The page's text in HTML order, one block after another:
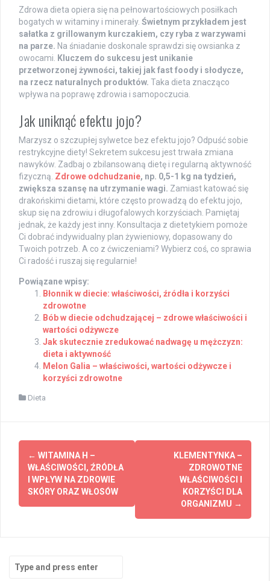
Zdrowa dieta opiera się na pełnowartościowych posiłkach
bogatych w witaminy i minerały. Świetnym przykładem jest
sałatka z grillowanym kurczakiem, czy ryba z warzywami
na parze. Na śniadanie doskonale sprawdzi się owsianka z
owocami.
Kluczem do sukcesu jest unikanie
przetworzonej żywności, takiej jak fast foody i słodycze,
na rzecz naturalnych produktów. Taka dieta znacząco
wpływa na poprawę zdrowia i samopoczucia.
Jak uniknąć efektu jojo?
Marzysz o szczupłej sylwetce bez efektu jojo? Odpuść sobie
restrykcyjne diety! Sekretem sukcesu jest trwała zmiana
nawyków. Zadbaj o zbilansowaną dietę i regularną aktywność
fizyczną. Zdrowe odchudzanie, np. 0,5-1 kg na tydzień,
zwiększa szansę na utrzymanie wagi. Zamiast katować się
drakońskimi dietami, które często prowadzą do efektu jojo,
skup się na zdrowiu i długofalowych korzyściach. Pamiętaj
jednak, że każdy jest inny. Konsultacja z dietetykiem pomoże
Ci dobrać indywidualny plan żywieniowy, dopasowany do
Twoich potrzeb. A co z ćwiczeniami? Wybierz coś, co sprawia
Ci radość i ruszaj się regularnie!
Powiązane wpisy:
Błonnik w diecie: właściwości, źródła i korzyści
zdrowotne
Bób w diecie odchudzającej – zdrowe właściwości i
wartości odżywcze
Jak skutecznie zredukować nadwagę u mężczyzn:
dieta i aktywność
Melon Galia – właściwości, wartości odżywcze i
korzyści zdrowotne
Dieta
Post
navigation
← WITAMINA H –
WŁAŚCIWOŚCI, ŹRÓDŁA
I WPŁYW NA ZDROWIE
SKÓRY ORAZ WŁOSÓW
KLEMENTYNKA –
ZDROWOTNE
WŁAŚCIWOŚCI I
KORZYŚCI DLA
ORGANIZMU →
for: